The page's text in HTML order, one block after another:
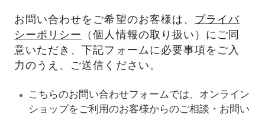
お問い合わせをご希望のお客様は、 プライバ
シーポリシー
（個人情報の取り扱い）にご同
意いただき、下記フォームに必要事項をご入
力のうえ、ご送信ください。
こちらのお問い合わせフォームでは、オンライン
ショップをご利用のお客様からのご相談・お問い